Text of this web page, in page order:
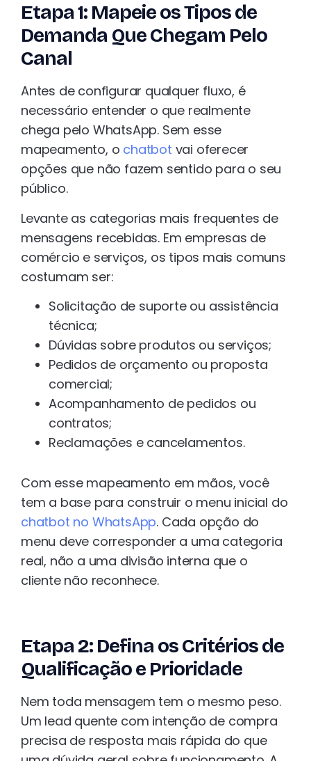
Etapa 1: Mapeie os Tipos de
Demanda Que Chegam Pelo
Canal
Antes de configurar qualquer fluxo, é
necessário entender o que realmente
chega pelo WhatsApp. Sem esse
mapeamento, o chatbot vai oferecer
opções que não fazem sentido para o seu
público.
Levante as categorias mais frequentes de
mensagens recebidas. Em empresas de
comércio e serviços, os tipos mais comuns
costumam ser:
Solicitação de suporte ou assistência
técnica;
Dúvidas sobre produtos ou serviços;
Pedidos de orçamento ou proposta
comercial;
Acompanhamento de pedidos ou
contratos;
Reclamações e cancelamentos.
Com esse mapeamento em mãos, você
tem a base para construir o menu inicial do
chatbot no WhatsApp. Cada opção do
menu deve corresponder a uma categoria
real, não a uma divisão interna que o
cliente não reconhece.
Etapa 2: Defina os Critérios de
Qualificação e Prioridade
Nem toda mensagem tem o mesmo peso.
Um lead quente com intenção de compra
precisa de resposta mais rápida do que